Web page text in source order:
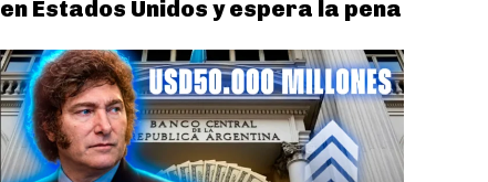
en Estados Unidos y espera la pena